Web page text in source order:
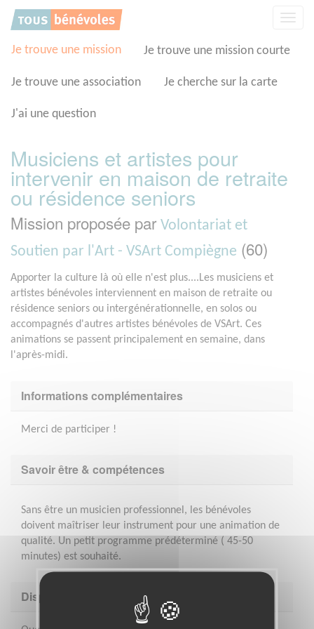
Je trouve une mission Je trouve une mission courte
Je trouve une association Je cherche sur la carte
J'ai une question
Musiciens et artistes pour
intervenir en maison de retraite
ou résidence seniors
Mission proposée par Volontariat et
Soutien par l'Art - VSArt Compiègne (60)
Apporter la culture là où elle n'est plus....Les musiciens et
artistes bénévoles interviennent en maison de retraite ou
résidence seniors ou intergénérationnelle, en solos ou
accompagnés d'autres artistes bénévoles de VSArt. Ces
animations se passent principalement en semaine, dans
l'après-midi.
Informations complémentaires
Merci de participer !
Savoir être & compétences
Sans être un musicien professionnel, les bénévoles
doivent maîtriser leur instrument pour une animation de
qualité. Un petit programme prédéterminé ( 45-50
minutes) est souhaité.
Disponibilité demandée
Panneau de gestion des cookies